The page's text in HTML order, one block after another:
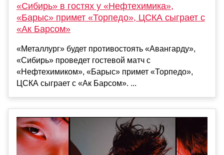
«Сибирь» в гостях у «Нефтехимика»,
«Барыс» примет «Торпедо», ЦСКА сыграет с
«Ак Барсом»
«Металлург» будет противостоять «Авангарду»,
«Сибирь» проведет гостевой матч с
«Нефтехимиком», «Барыс» примет «Торпедо»,
ЦСКА сыграет с «Ак Барсом». ...